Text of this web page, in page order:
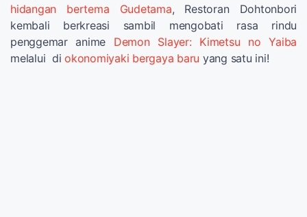
hidangan bertema Gudetama, Restoran Dohtonbori
kembali berkreasi sambil mengobati rasa rindu
penggemar anime Demon Slayer: Kimetsu no Yaiba
melalui di okonomiyaki bergaya baru yang satu ini!